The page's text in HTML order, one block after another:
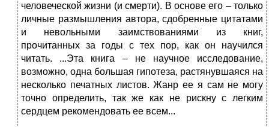
человеческой жизни (и смерти). В основе его – только
личные размышления автора, сдобренные цитатами
и невольными заимствованиями из книг,
прочитанных за годы с тех пор, как он научился
читать. ...Эта книга – не научное исследование,
возможно, одна большая гипотеза, растянувшаяся на
несколько печатных листов. Жанр ее я сам не могу
точно определить, так же как не рискну с легким
сердцем рекомендовать ее всем...